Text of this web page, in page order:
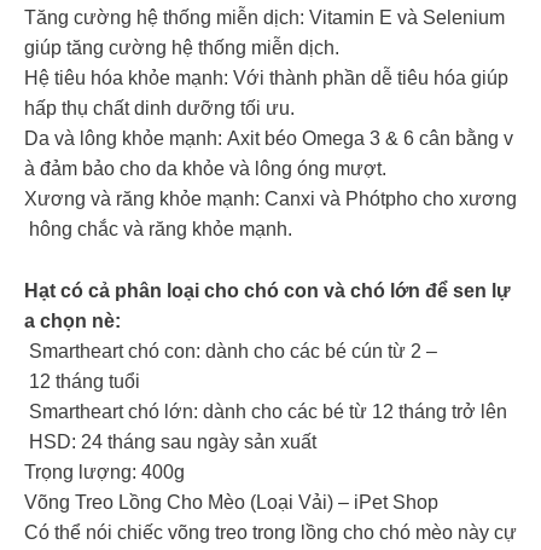
Tăng cường hệ thống miễn dịch: Vitamin E và Selenium
giúp tăng cường hệ thống miễn dịch.
Hệ tiêu hóa khỏe mạnh: Với thành phần dễ tiêu hóa giúp
hấp thụ chất dinh dưỡng tối ưu.
Da và lông khỏe mạnh: Axit béo Omega 3 & 6 cân bằng v
à đảm bảo cho da khỏe và lông óng mượt.
Xương và răng khỏe mạnh: Canxi và Phótpho cho xương
hông chắc và răng khỏe mạnh.
Hạt có cả phân loại cho chó con và chó lớn để sen lự
a chọn nè:
Smartheart chó con: dành cho các bé cún từ 2 –
12 tháng tuổi
Smartheart chó lớn: dành cho các bé từ 12 tháng trở lên
HSD: 24 tháng sau ngày sản xuất
Trọng lượng: 400g
Võng Treo Lồng Cho Mèo (Loại Vải) – iPet Shop
Có thể nói chiếc võng treo trong lồng cho chó mèo này cự